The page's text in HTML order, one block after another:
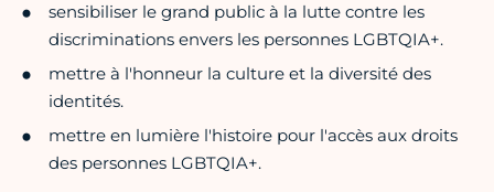
sensibiliser le grand public à la lutte contre les
discriminations envers les personnes LGBTQIA+.
mettre à l'honneur la culture et la diversité des
identités.
mettre en lumière l'histoire pour l'accès aux droits
des personnes LGBTQIA+.